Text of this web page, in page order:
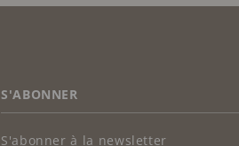
S'ABONNER
S'abonner à la newsletter